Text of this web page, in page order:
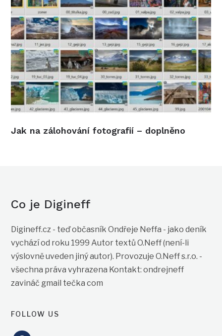
Jak na zálohování fotografií – doplněno
Co je Digineff
Digineff.cz - teď občasník Ondřeje Neffa - jako deník
vychází od roku 1999 Autor textů O.Neff (není-li
výslovně uveden jiný autor). Provozuje O.Neff s.r.o. -
všechna práva vyhrazena Kontakt: ondrejneff
zavináč gmail tečka com
FOLLOW US